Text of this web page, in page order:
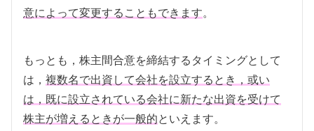
意によって変更することもできます。
もっとも，株主間合意を締結するタイミングとして
は， 複数名で出資して会社を設立するとき，或い
は，既に設立されている会社に新たな出資を受けて
株主が増えるときが一般的といえます。